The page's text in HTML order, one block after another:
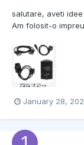
salutare, aveti
Am folosit-o
Acum insa am
carsoft 6.5 nu
January 28,